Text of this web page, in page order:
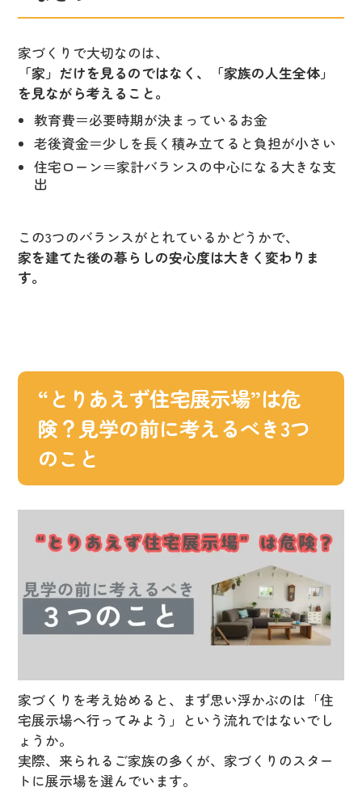
家づくりで大切なのは、
「家」だけを見るのではなく、「家族の人生全体」
を見ながら考えること。
教育費＝必要時期が決まっているお金
老後資金＝少しを長く積み立てると負担が小さい
住宅ローン＝家計バランスの中心になる大きな支
出
この3つのバランスがとれているかどうかで、
家を建てた後の暮らしの安心度は大きく変わりま
す。
“とりあえず住宅展示場”は危
険？見学の前に考えるべき3つ
のこと
家づくりを考え始めると、まず思い浮かぶのは「住
宅展示場へ行ってみよう」という流れではないでし
ょうか。
実際、来られるご家族の多くが、家づくりのスター
トに展示場を選んでいます。